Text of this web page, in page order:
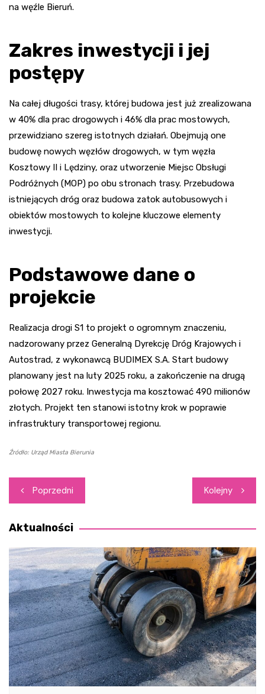
na węźle Bieruń.
Zakres inwestycji i jej
postępy
Na całej długości trasy, której budowa jest już zrealizowana
w 40% dla prac drogowych i 46% dla prac mostowych,
przewidziano szereg istotnych działań. Obejmują one
budowę nowych węzłów drogowych, w tym węzła
Kosztowy II i Lędziny, oraz utworzenie Miejsc Obsługi
Podróżnych (MOP) po obu stronach trasy. Przebudowa
istniejących dróg oraz budowa zatok autobusowych i
obiektów mostowych to kolejne kluczowe elementy
inwestycji.
Podstawowe dane o
projekcie
Realizacja drogi S1 to projekt o ogromnym znaczeniu,
nadzorowany przez Generalną Dyrekcję Dróg Krajowych i
Autostrad, z wykonawcą BUDIMEX S.A. Start budowy
planowany jest na luty 2025 roku, a zakończenie na drugą
połowę 2027 roku. Inwestycja ma kosztować 490 milionów
złotych. Projekt ten stanowi istotny krok w poprawie
infrastruktury transportowej regionu.
Źródło: Urząd Miasta Bierunia
Nawigacja
wpisu
Poprzedni Kolejny
Aktualności